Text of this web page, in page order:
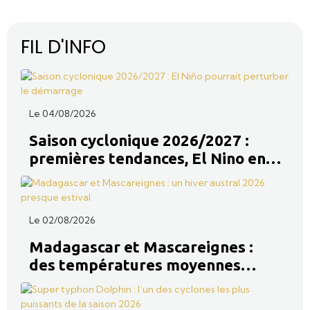
FIL D'INFO
Le 04/08/2026
Saison cyclonique 2026/2027 :
premières tendances, El Nino en
trouble fête ?
Le 02/08/2026
Madagascar et Mascareignes :
des températures moyennes
jusqu’à 3 °C au-dessus des
normales la semaine prochaine